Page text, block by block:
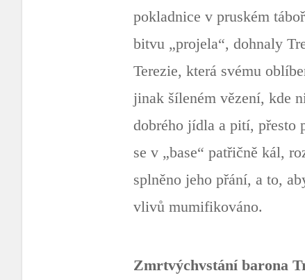
pokladnice v pruském
bitvu „projela“, dohnaly
Terezie, která svému
jinak šíleném vězení, kde
dobrého jídla a pití, přesto
se v „base“ patřičně kál,
splněno jeho přání, a to,
vlivů mumifikováno.
Zmrtvýchvstání barona